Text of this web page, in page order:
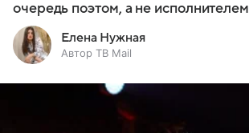
очередь поэтом, а не исполнителем
Елена Нужная
Автор ТВ Mail